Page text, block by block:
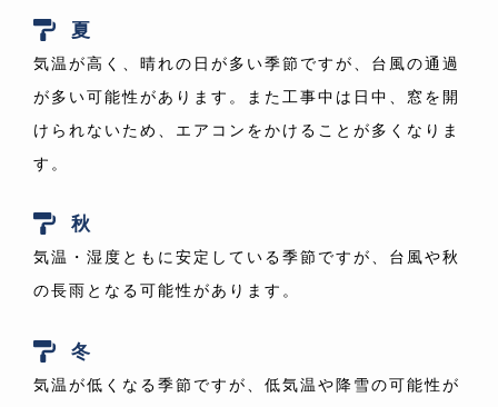
夏
気温が高く、晴れの日が多い季節ですが、台風の通過
が多い可能性があります。また工事中は日中、窓を開
けられないため、エアコンをかけることが多くなりま
す。
秋
気温・湿度ともに安定している季節ですが、台風や秋
の長雨となる可能性があります。
冬
気温が低くなる季節ですが、低気温や降雪の可能性が